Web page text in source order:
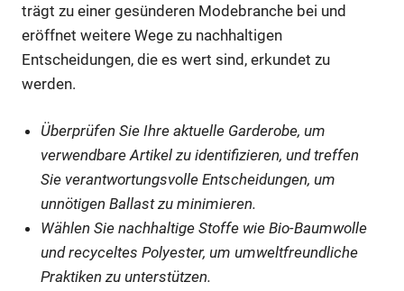
trägt zu einer gesünderen Modebranche bei und
eröffnet weitere Wege zu nachhaltigen
Entscheidungen, die es wert sind, erkundet zu
werden.
Überprüfen Sie Ihre aktuelle Garderobe, um
verwendbare Artikel zu identifizieren, und treffen
Sie verantwortungsvolle Entscheidungen, um
unnötigen Ballast zu minimieren.
Wählen Sie nachhaltige Stoffe wie Bio-Baumwolle
und recyceltes Polyester, um umweltfreundliche
Praktiken zu unterstützen.